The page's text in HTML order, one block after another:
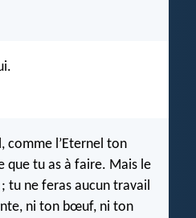
comme l’Eternel ton
que tu as à faire. Mais le
tu ne feras aucun travail
ni ton bœuf, ni ton